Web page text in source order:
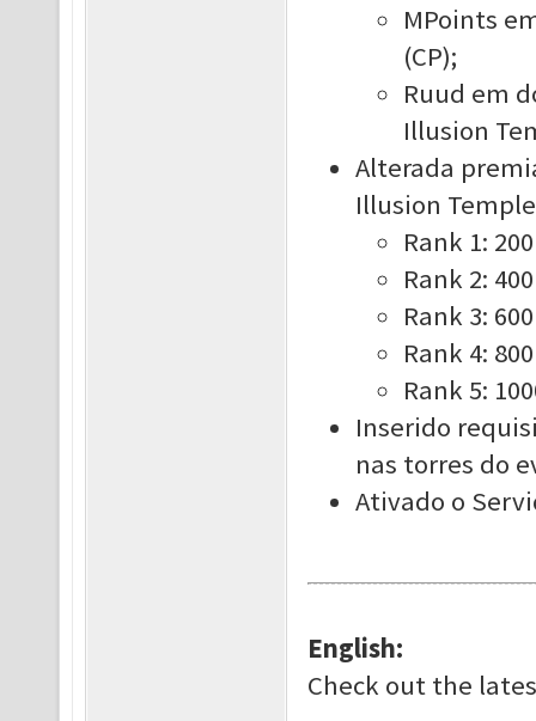
MPoints
(CP);
Ruud em
Illusion
Alterada
Illusion
Rank 1:
Rank 2:
Rank 3:
Rank 4:
Rank 5:
Inserido
nas torres do
Ativado o
English:
Check out the